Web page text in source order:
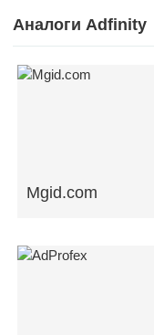
Аналоги Adfinity
Mgid.com